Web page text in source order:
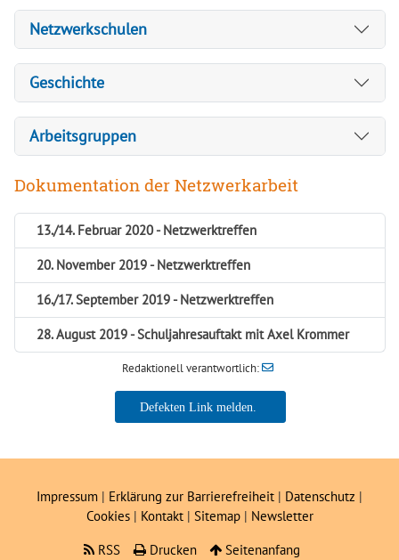
Netzwerkschulen
Geschichte
Arbeitsgruppen
Dokumentation der Netzwerkarbeit
13./14. Februar 2020 - Netzwerktreffen
20. November 2019 - Netzwerktreffen
16./17. September 2019 - Netzwerktreffen
28. August 2019 - Schuljahresauftakt mit Axel Krommer
Redaktionell verantwortlich:
Impressum | Erklärung zur Barrierefreiheit | Datenschutz |
Cookies| Kontakt | Sitemap| Newsletter
RSS
Drucken Seitenanfang